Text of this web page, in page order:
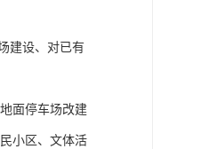
建设、对已有
面停车场改建
小区、文体活